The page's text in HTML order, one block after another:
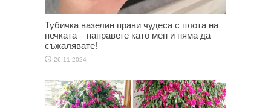
Тубичка вазелин прави чудеса с плота на
печката – направете като мен и няма да
съжалявате!
26.11.2024